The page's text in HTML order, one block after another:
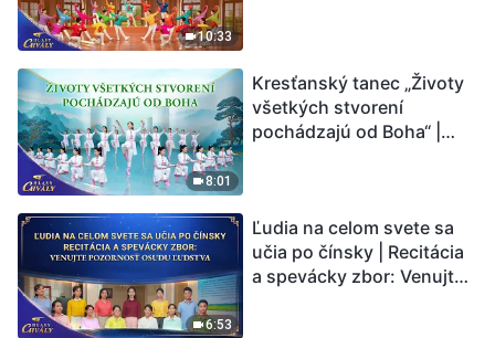
10:33
8:01
Kresťanský tanec „Životy
všetkých stvorení
pochádzajú od Boha“ |
6:53
Ľudia na celom svete sa
učia po čínsky | Recitácia
a spevácky zbor: Venujte